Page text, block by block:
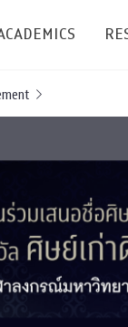
Bachelor of
(B.Sc.)